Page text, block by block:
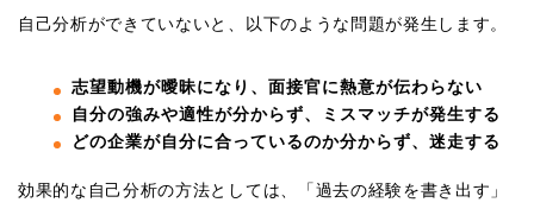
自己分析ができていないと、以下のような問題が発生します。
志望動機が曖昧になり、面接官に熱意が伝わらない
自分の強みや適性が分からず、ミスマッチが発生する
どの企業が自分に合っているのか分からず、迷走する
効果的な自己分析の方法としては、「過去の経験を書き出す」